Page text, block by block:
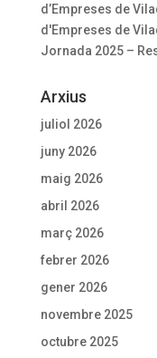
d’Empreses de
d'Empreses de
Jornada 2025 –
Arxius
juliol 2026
juny 2026
maig 2026
abril 2026
març 2026
febrer 2026
gener 2026
novembre 2025
octubre 2025